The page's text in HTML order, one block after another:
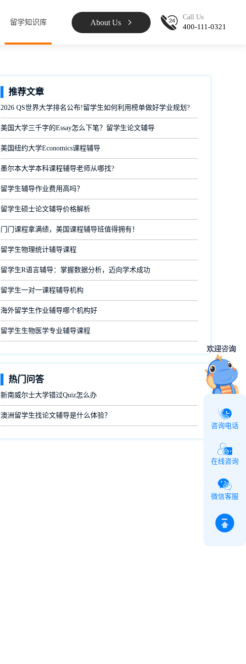
留学知识库 About Us
Call Us
400-111-0321
推荐文章
2026 QS世界大学排名公布!留学生如何利用榜单做好学业规划?
美国大学三千字的Essay怎么下笔？留学生论文辅导
美国纽约大学Economics课程辅导
墨尔本大学本科课程辅导老师从哪找?
留学生辅导作业费用高吗？
留学生硕士论文辅导价格解析
门门课程拿满绩，美国课程辅导班值得拥有！
留学生物理统计辅导课程
留学生R语言辅导：掌握数据分析，迈向学术成功
留学生一对一课程辅导机构
海外留学生作业辅导哪个机构好
留学生生物医学专业辅导课程
热门问答
新南威尔士大学错过Quiz怎么办
澳洲留学生找论文辅导是什么体验？
咨询电话
在线咨询
微信客服